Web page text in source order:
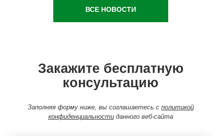
ВСЕ НОВОСТИ
Закажите бесплатную
консультацию
Заполняя форму ниже, вы соглашаетесь с политикой
конфиденциальностиданного веб-сайта